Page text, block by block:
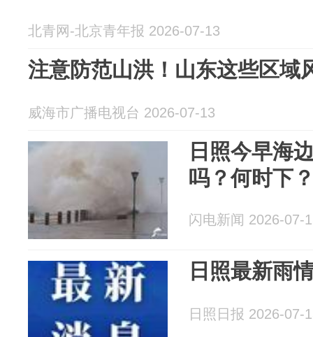
北青网-北京青年报 2026-07-13
注意防范山洪！山东这些区
威海市广播电视台 2026-07-13
日照今早海
吗？何时下
闪电新闻 2026-07-
日照最新雨
日照日报 2026-07-